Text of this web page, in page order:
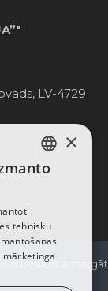
LV-4729
tiesības
LATVIAN
ENGLISH
×
tehnisku